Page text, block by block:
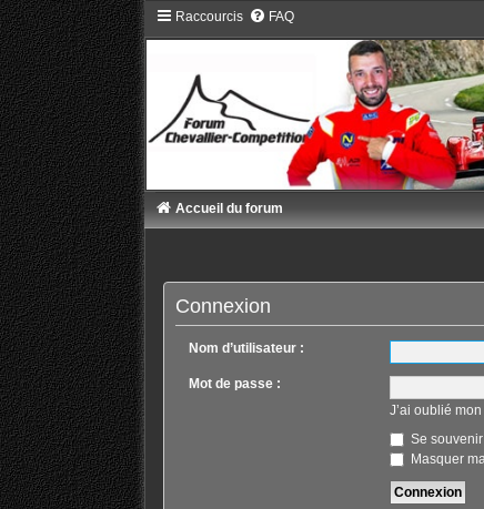
Raccourcis FAQ
Accueil du forum
Connexion
Nom d’utilisateur :
Mot de passe :
J’ai oublié
Se
Masquer